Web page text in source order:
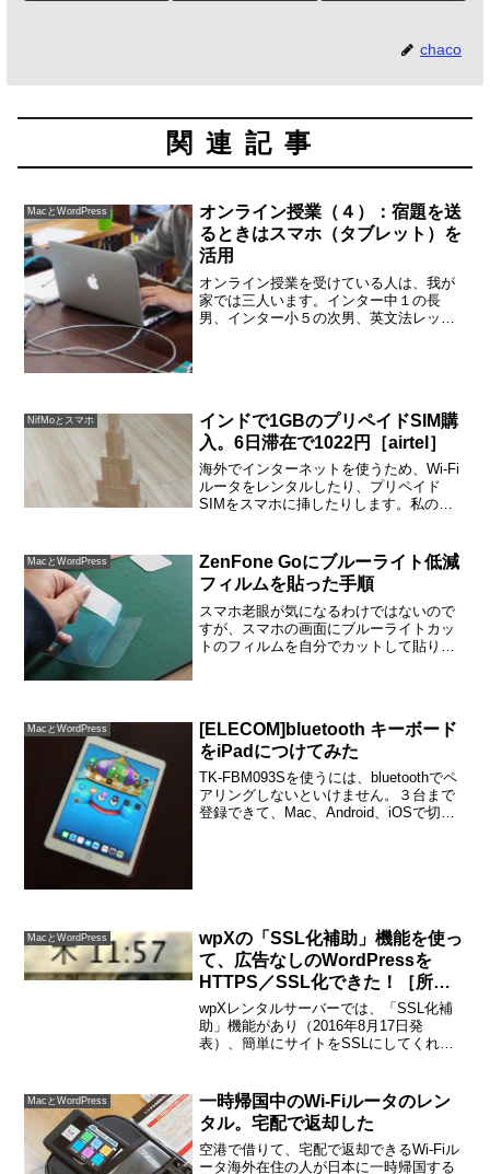
chaco
関連記事
MacとWordPress
オンライン授業（４）：宿題を送
るときはスマホ（タブレット）を
活用
オンライン授業を受けている人は、我が
家では三人います。インター中１の長
男、インター小５の次男、英文法レッス
NifMoとスマホ
インドで1GBのプリペイドSIM購
入。6日滞在で1022円［airtel］
海外でインターネットを使うため、Wi-Fi
ルータをレンタルしたり、プリペイド
SIMをスマホに挿したりします。私の普
もっとも簡単（なはず）でした。イン...
MacとWordPress
ZenFone Goにブルーライト低減
フィルムを貼った手順
スマホ老眼が気になるわけではないので
すが、スマホの画面にブルーライトカッ
トのフィルムを自分でカットして貼りま
MacとWordPress
[ELECOM]bluetooth キーボード
をiPadにつけてみた
TK-FBM093Sを使うには、bluetoothでペ
アリングしないといけません。３台まで
登録できて、Mac、Android、iOSで切り
MacとWordPress
wpXの「SSL化補助」機能を使っ
て、広告なしのWordPressを
HTTPS／SSL化できた！［所要
時間：6分］
wpXレンタルサーバーでは、「SSL化補
助」機能があり（2016年8月17日発
表）、簡単にサイトをSSLにしてくれる
補助」機能で、簡単になったところ「一
般設定」「テー...
MacとWordPress
一時帰国中のWi-Fiルータのレン
タル。宅配で返却した
空港で借りて、宅配で返却できるWi-Fiル
ータ海外在住の人が日本に一時帰国する